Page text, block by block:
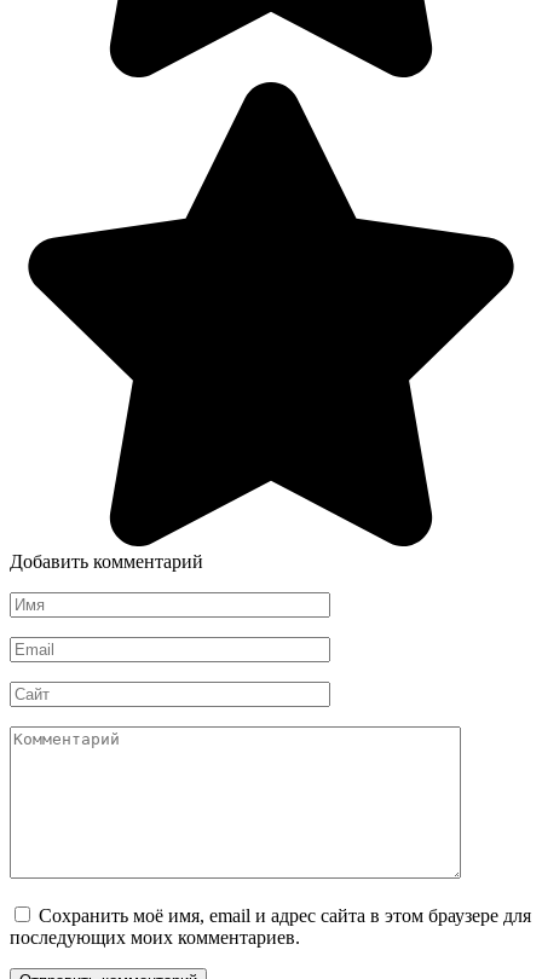
Добавить комментарий
Имя
*
Email
*
Сайт
Комментарий
Сохранить моё имя, email и адрес сайта в этом браузере для
последующих моих комментариев.